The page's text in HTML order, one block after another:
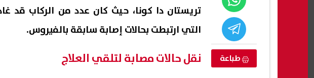
طباعة
تريستان دا كونا، حيث كان عدد من الركاب
التي ارتبطت بحالات إصابة سابقة بالفيروس.
نقل حالات مصابة لتلقي العلاج